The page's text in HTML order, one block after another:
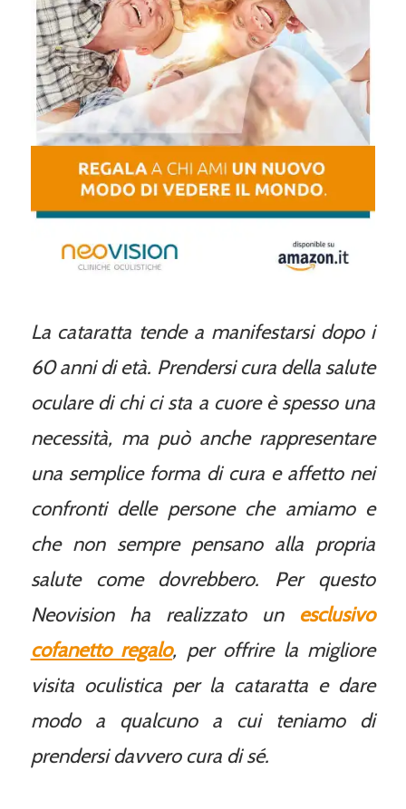
La cataratta tende a manifestarsi dopo i
60 anni di età. Prendersi cura della salute
oculare di chi ci sta a cuore è spesso una
necessità, ma può anche rappresentare
una semplice forma di cura e affetto nei
confronti delle persone che amiamo e
che non sempre pensano alla propria
salute come dovrebbero. Per questo
Neovision ha realizzato un esclusivo
cofanetto regalo, per offrire la migliore
visita oculistica per la cataratta e dare
modo a qualcuno a cui teniamo di
prendersi davvero cura di sé.